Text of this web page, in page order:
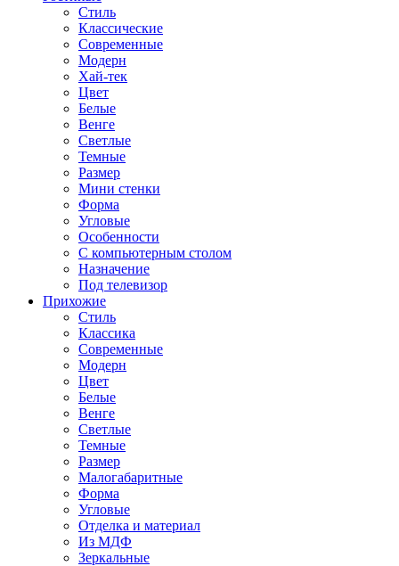
Стиль
Классические
Современные
Модерн
Хай-тек
Цвет
Белые
Венге
Светлые
Темные
Размер
Мини стенки
Форма
Угловые
Особенности
С компьютерным столом
Назначение
Под телевизор
Прихожие
Стиль
Классика
Современные
Модерн
Цвет
Белые
Венге
Светлые
Темные
Размер
Малогабаритные
Форма
Угловые
Отделка и материал
Из МДФ
Зеркальные